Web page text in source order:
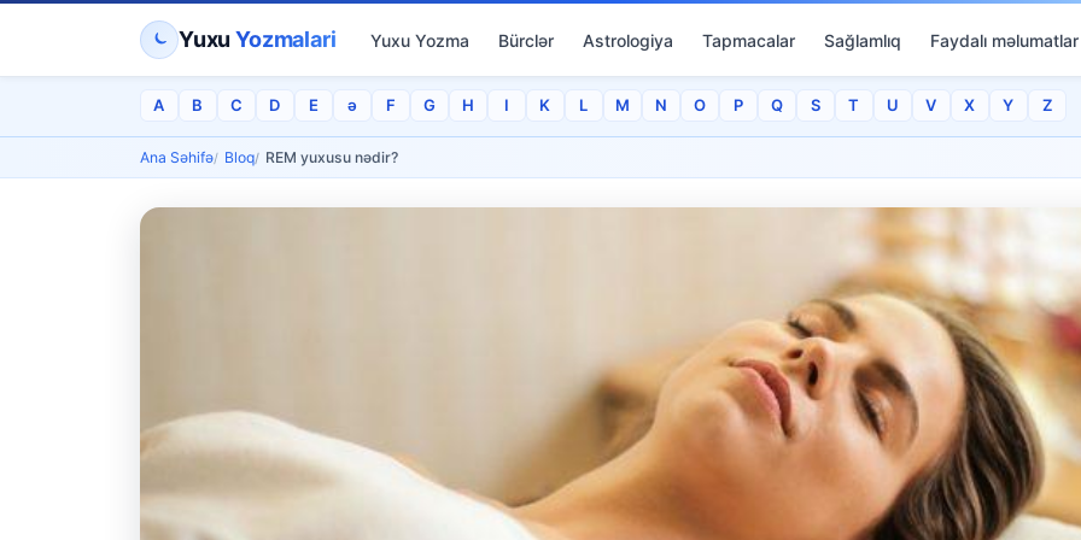
YuxuYozmalari Yuxu Yozma Bürclər Astrologiya Tapmacalar Sağlamlıq Faydalı məlumatlar
A B C D E ə F G H I K L M N O P Q S T U V X Y Z
Ana Səhifə Bloq REM yuxusu nədir?